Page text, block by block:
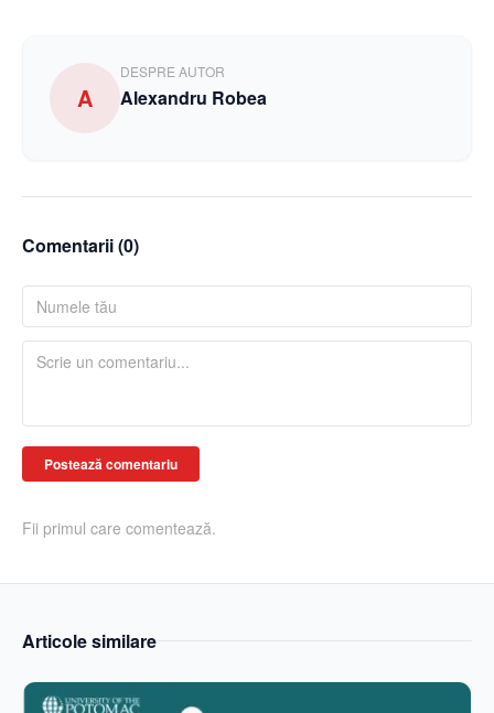
A
DESPRE AUTOR
Alexandru Robea
Comentarii (0)
Postează comentariu
Fii primul care comentează.
Articole similare